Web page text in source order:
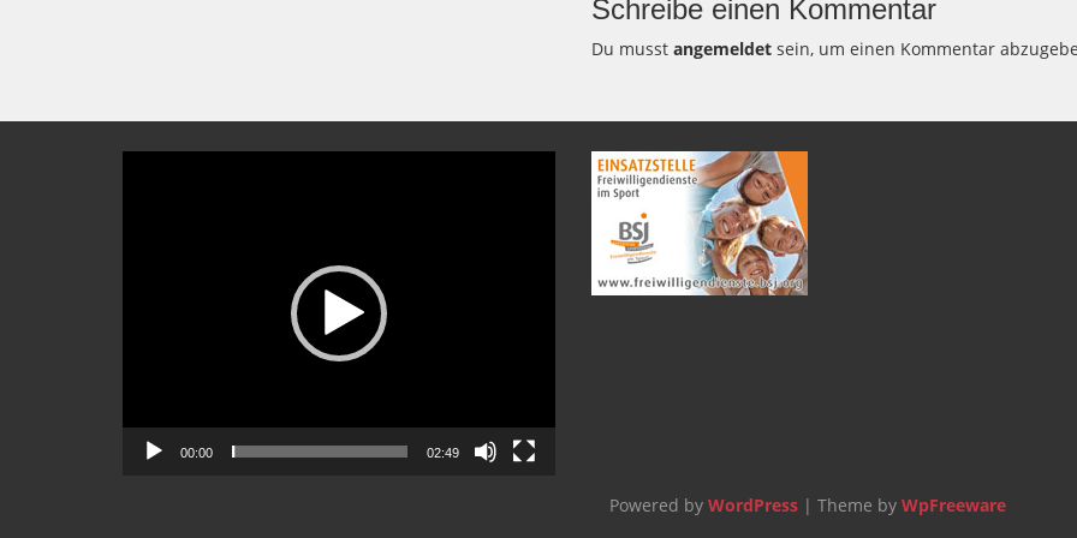
Schreibe einen Kommentar
Du musst angemeldet sein, um einen Kommentar
00:00 02:49
Powered by WordPress | Theme by WpFreeware